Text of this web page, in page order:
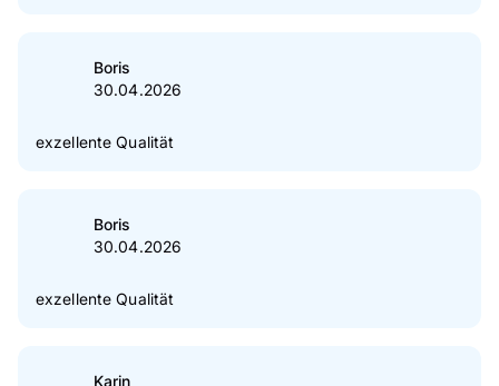
Boris
30.04.2026
exzellente Qualität
Boris
30.04.2026
exzellente Qualität
Karin